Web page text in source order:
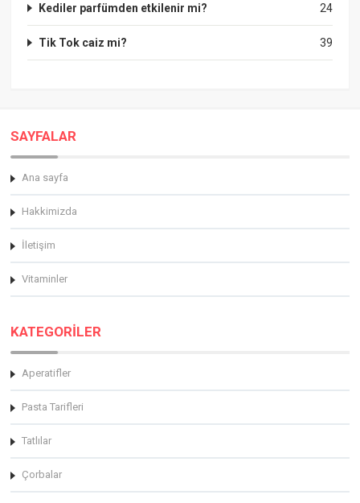
24
Kediler parfümden etkilenir mi?
39
Tik Tok caiz mi?
SAYFALAR
Ana sayfa
Hakkimizda
İletişim
Vitaminler
KATEGORİLER
Aperatifler
Pasta Tarifleri
Tatlılar
Çorbalar